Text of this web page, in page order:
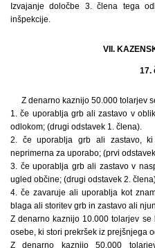
Izvajanje določbe 3. člena tega
inšpekcije.
VII.
17.
Z denarno kaznijo 50.000 tolarjev
1. če uporablja grb ali zastavo v
odlokom; (drugi odstavek 1. člena).
2. če uporablja grb ali zastavo,
neprimerna za uporabo; (prvi
3. če uporablja grb ali zastavo v
ugled občine; (drugi odstavek 2.
4. če zavaruje ali uporablja kot
blaga ali storitev grb in zastavo ali
Z denarno kaznijo 10.000 tolarjev
osebe, ki stori prekršek iz prejšnjega
Z denarno kaznijo 50.000